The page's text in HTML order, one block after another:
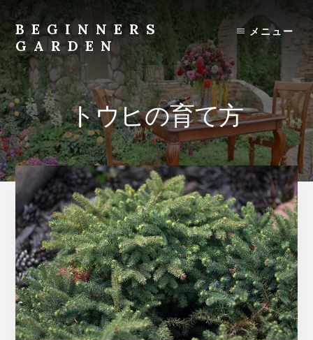
content
BEGINNERS
GARDEN
植
物
の
種
類
や
育
て
方
の
紹
介
を
行
い
ま
す
メニュー
トウヒの育て方